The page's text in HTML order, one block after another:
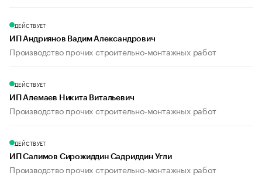
ДЕЙСТВУЕТ
ИП Андриянов Вадим Александрович
Производство прочих строительно-монтажных работ
ДЕЙСТВУЕТ
ИП Алемаев Никита Витальевич
Производство прочих строительно-монтажных работ
ДЕЙСТВУЕТ
ИП Салимов Сирожиддин Садриддин Угли
Производство прочих строительно-монтажных работ